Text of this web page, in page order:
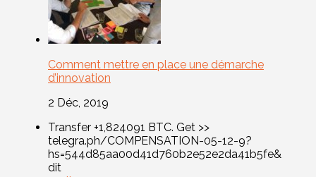
Comment mettre en place une démarche
d’innovation
2 Déc, 2019
Transfer +1,824091 BTC. Get >>
telegra.ph/COMPENSATION-05-12-9?
hs=544d85aa00d41d760b2e52e2da41b5fe&
dit